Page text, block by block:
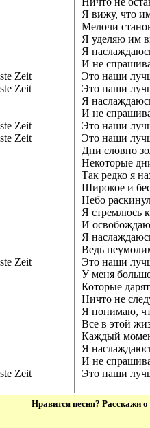
Zeit
Zeit
Zeit
Zeit
Zeit
Zeit
Я вижу, что
Мелочи
Я уделяю им
Я
И не
Это наши
Это наши
Я
И не
Это наши
Это наши
Дни словно
Некоторые
Так редко я
Широкое и
Небо
Я стремлюсь
И
Я
Ведь
Это наши
У меня
Которые
Ничто не
Я понимаю,
Все в этой
Каждый
Я
И не
Это наши
Нравится песня? Расскажи о